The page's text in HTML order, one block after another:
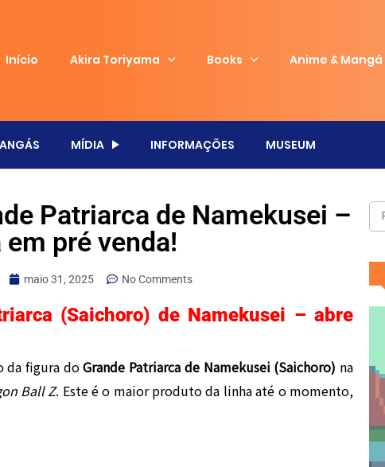
Início Akira Toriyama Books Anime & Mangá
MÍDIA INFORMAÇÕES MUSEUM
Patriarca de Namekusei –
em pré venda!
maio 31, 2025 No Comments
(Saichoro) de Namekusei – abre
da figura doGrande Patriarca de Namekusei (Saichoro) na
Ball Z. Este é o maior produto da linha até o momento,